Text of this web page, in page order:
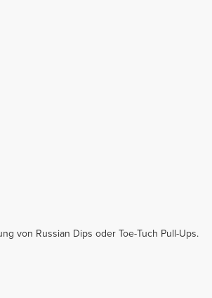
von Russian Dips oder Toe-Tuch Pull-Ups.